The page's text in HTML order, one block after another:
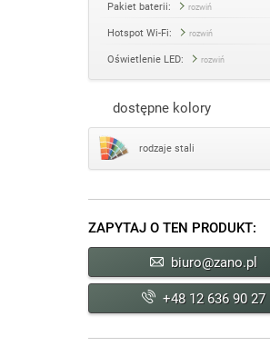
Pakiet baterii: rozwiń
Hotspot Wi-Fi: rozwiń
Oświetlenie LED: rozwiń
dostępne kolory
rodzaje stali
ZAPYTAJ O TEN PRODUKT:
biuro@zano.pl
+48 12 636 90 27